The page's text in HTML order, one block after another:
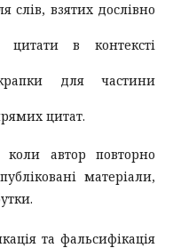
слів, взятих дослівно
в контексті
для частини
цитат.
коли автор повторно
матеріали,
та фальсифікація